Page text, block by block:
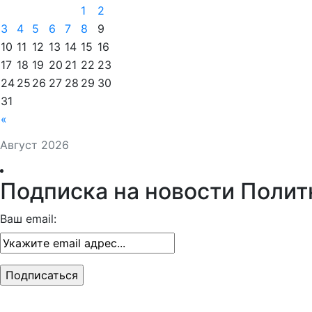
Август 2026
«
1
2
3
4 5 6 7 8
9
10 11 12 13 14 15 16
17 18 19 20 21 22 23
24 25 26 27 28 29 30
31
Подписка на новости
Ваш email: